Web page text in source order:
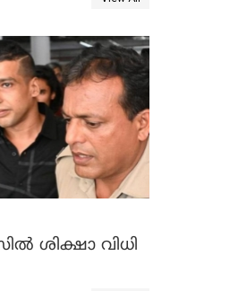
ശിക്ഷാ വിധി